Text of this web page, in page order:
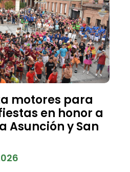
motores para
en honor a
Asunción y San